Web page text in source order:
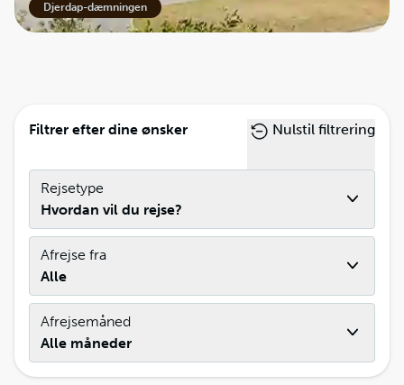
Djerdap-dæmningen
Filtrer efter dine ønsker Nulstil filtrering
Rejsetype
Hvordan vil du rejse?
Afrejse fra
Alle
Afrejsemåned
Alle måneder